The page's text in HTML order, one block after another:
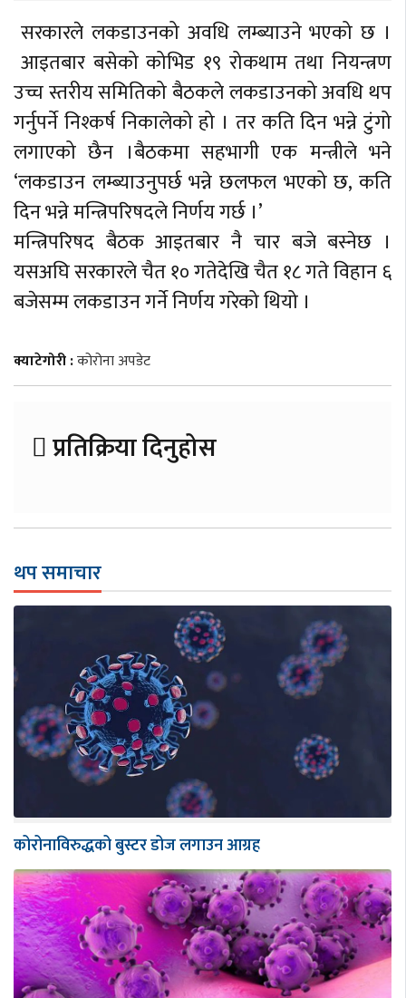
सरकारले लकडाउनको अवधि लम्ब्याउने भएको छ ।
आइतबार बसेको कोभिड १९ रोकथाम तथा नियन्त्रण
उच्च स्तरीय समितिको बैठकले लकडाउनको अवधि थप
गर्नुपर्ने निश्कर्ष निकालेको हो । तर कति दिन भन्ने टुंगो
लगाएको छैन ।बैठकमा सहभागी एक मन्त्रीले भने
‘लकडाउन लम्ब्याउनुपर्छ भन्ने छलफल भएको छ, कति
दिन भन्ने मन्त्रिपरिषदले निर्णय गर्छ ।’
मन्त्रिपरिषद बैठक आइतबार नै चार बजे बस्नेछ ।
यसअघि सरकारले चैत १० गतेदेखि चैत १८ गते विहान ६
बजेसम्म लकडाउन गर्ने निर्णय गरेको थियो ।
क्याटेगोरी :कोरोना अपडेट
प्रतिक्रिया दिनुहोस
थप समाचार
कोरोनाविरुद्धको बुस्टर डोज लगाउन आग्रह